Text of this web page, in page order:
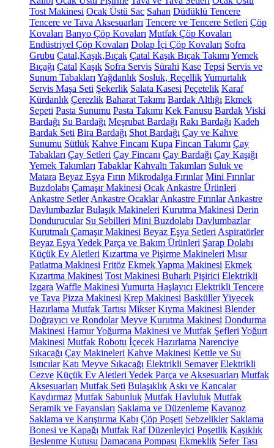
Tost Makinesi Ocak Üstü Sac Sahan Düdüklü Tencere
Tencere ve Tava Aksesuarları Tencere ve Tencere Setleri Çöp
Kovaları Banyo Çöp Kovaları Mutfak Çöp Kovaları
Endüstriyel Çöp Kovaları Dolap İçi Çöp Kovaları Sofra
Grubu Çatal,Kaşık,Bıçak Çatal Kaşık Bıçak Takımı Yemek
Bıçağı Çatal Kaşık Sofra Servis Sürahi Kase Tepsi Servis ve
Sunum Tabakları Yağdanlık Sosluk, ReçellikYumurtalık
Servis Maşa Seti Şekerlik Salata Kasesi Peçetelik Karaf
Kürdanlık Çerezlik Baharat Takımı Bardak Altlığı Ekmek
Sepeti Pasta Sunumu Pasta Takımı Kek Fanusu Bardak Viski
Bardağı Su Bardağı Meşrubat Bardağı Rakı Bardağı Kadeh
Bardak Seti Bira Bardağı Shot Bardağı Çay ve Kahve
Sunumu Sütlük Kahve Fincanı Kupa Fincan Takımı Çay
Tabakları Çay Setleri Çay Fincanı Çay Bardağı Çay Kaşığı
Yemek Takımları Tabaklar Kahvaltı Takımları Suluk ve
Matara Beyaz Eşya Fırın Mikrodalga Fırınlar Mini Fırınlar
Buzdolabı Çamaşır Makinesi Ocak Ankastre Ürünleri
Ankastre Setler Ankastre Ocaklar Ankastre Fırınlar Ankastre
Davlumbazlar Bulaşık Makineleri Kurutma Makinesi Derin
Dondurucular Su Sebilleri Mini Buzdolabı Davlumbazlar
Kurutmalı Çamaşır Makinesi Beyaz Eşya Setleri Aspiratörler
Beyaz Eşya Yedek Parça ve Bakım Ürünleri Şarap Dolabı
Küçük Ev Aletleri Kızartma ve Pişirme Makineleri Mısır
Patlatma Makinesi Fritöz Ekmek Yapma Makinesi Ekmek
Kızartma Makinesi Tost Makinesi Buharlı Pişirici Elektrikli
Izgara Waffle Makinesi Yumurta Haşlayıcı Elektrikli Tencere
ve Tava Pizza Makinesi Krep Makinesi BasküllerYiyecek
Hazırlama Mutfak Tartısı Mikser Kıyma Makinesi Blender
Doğrayıcı ve Rondolar Meyve Kurutma Makinesi Dondurma
Makinesi Hamur Yoğurma Makinesi ve Mutfak Şefleri Yoğurt
Makinesi Mutfak Robotu İçecek Hazırlama Narenciye
Sıkacağı Çay Makineleri Kahve Makinesi Kettle ve Su
Isıtıcılar Katı Meyve Sıkacağı Elektrikli Semaver Elektrikli
Cezve Küçük Ev Aletleri Yedek Parça ve Aksesuarları Mutfak
Aksesuarları Mutfak Seti Bulaşıklık Askı ve Kancalar
Kaydırmaz Mutfak Sabunluk Mutfak Havluluk Mutfak
Seramik ve Fayansları Saklama ve Düzenleme Kavanoz
Saklama ve Karıştırma Kabı Çöp Poşeti Sebzelikler Saklama
Bonesi ve Kapağı Mutfak Raf Düzenleyici Poşetlik Kaşıklık
Beslenme Kutusu Damacana Pompası Ekmeklik Sefer Tası